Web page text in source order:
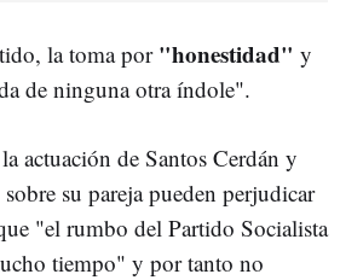
la toma por "honestidad" y
de ninguna otra índole".
actuación de Santos Cerdán y
su pareja pueden perjudicar
"el rumbo del Partido Socialista
tiempo" y por tanto no